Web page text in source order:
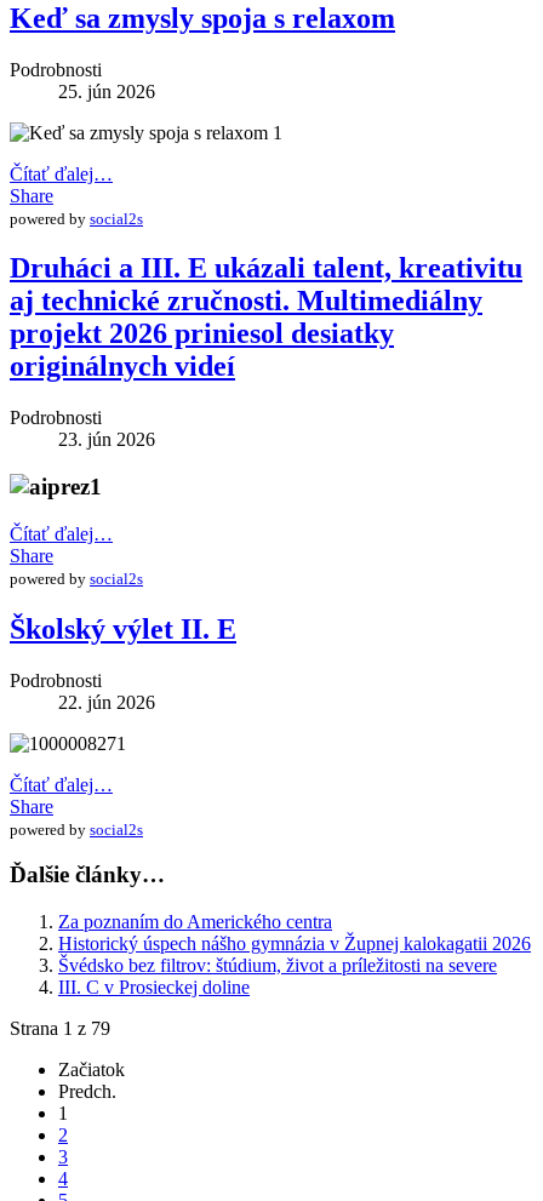
Keď sa zmysly spoja s relaxom
Podrobnosti
25. jún 2026
Čítať ďalej…
Share
powered by social2s
Druháci a III. E ukázali talent, kreativitu
aj technické zručnosti. Multimediálny
projekt 2026 priniesol desiatky
originálnych videí
Podrobnosti
23. jún 2026
Čítať ďalej…
Share
powered by social2s
Školský výlet II. E
Podrobnosti
22. jún 2026
Čítať ďalej…
Share
powered by social2s
Ďalšie články…
Za poznaním do Amerického centra
Historický úspech nášho gymnázia v Župnej kalokagatii 2026
Švédsko bez filtrov: štúdium, život a príležitosti na severe
III. C v Prosieckej doline
Strana 1 z 79
Začiatok
Predch.
1
2
3
4